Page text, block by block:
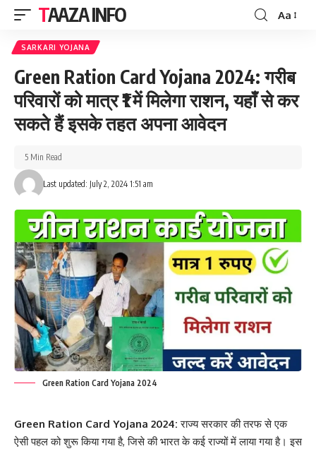
TAAZA INFO
Font
Aa
SARKARI YOJANA
Green Ration Card Yojana 2024: गरीब
परिवारों को मात्र ₹1 में मिलेगा राशन, यहाँ से कर
सकते हैं इसके तहत अपना आवेदन
Last updated: July 2, 2024 1:51 am
5 Min Read
Green Ration Card Yojana 2024
Green Ration Card Yojana 2024:राज्य सरकार की तरफ से एक
ऐसी पहल को शुरू किया गया है, जिसे की भारत के कई राज्यों में लाया गया है। इस